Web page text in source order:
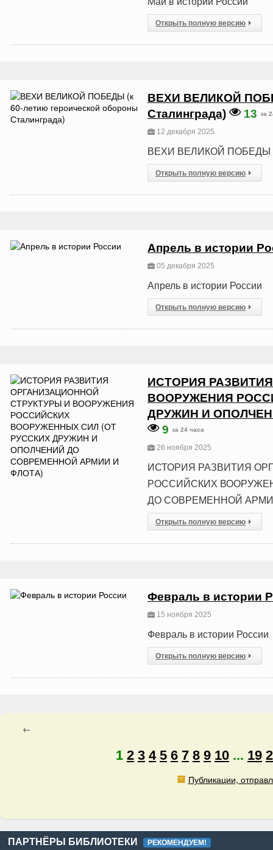
Открыть полную версию
ВЕХИ ВЕЛИКОЙ
Сталинграда)
13 за
12 декабря 2025
ВЕХИ ВЕЛИКОЙ ПОБЕДЫ (к
Открыть полную версию
Апрель в истории
05 декабря 2025
Апрель в истории России
Открыть полную версию
ИСТОРИЯ
ВООРУЖЕНИЯ
ДРУЖИН И
9 за 24 часа
26 ноября 2025
ИСТОРИЯ РАЗВИТИЯ
РОССИЙСКИХ
ДО СОВРЕМЕННОЙ
Открыть полную версию
Февраль в истории
15 ноября 2025
Февраль в истории России
Открыть полную версию
←
1 2 3 4 5 6 7 8 9 10 ... 19
Публикации,
ПАРТНЁРЫ БИБЛИОТЕКИ РЕКОМЕНДУЕМ!